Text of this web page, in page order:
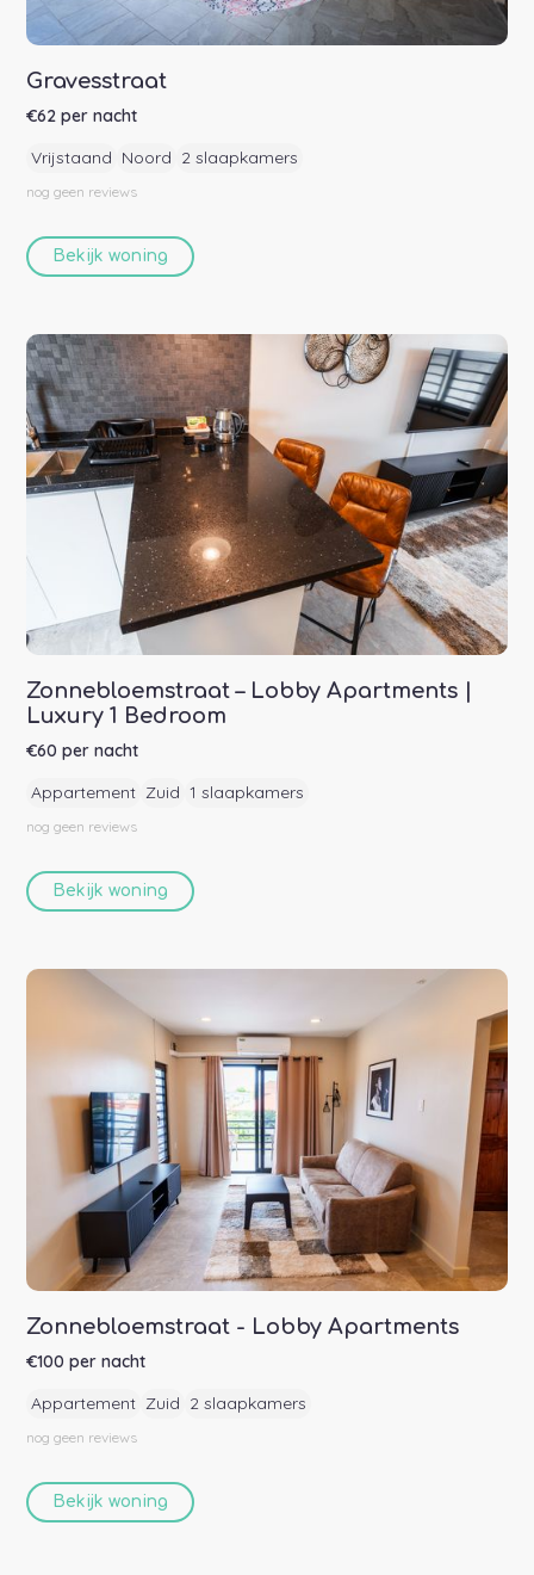
Gravesstraat
€62 per nacht
Vrijstaand Noord 2 slaapkamers
nog geen reviews
Bekijk woning
Zonnebloemstraat – Lobby Apartments |
Luxury 1 Bedroom
€60 per nacht
Appartement Zuid 1 slaapkamers
nog geen reviews
Bekijk woning
Zonnebloemstraat - Lobby Apartments
€100 per nacht
Appartement Zuid 2 slaapkamers
nog geen reviews
Bekijk woning